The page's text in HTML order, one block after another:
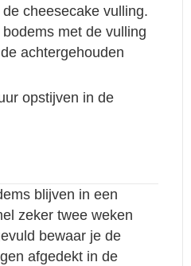
cheesecake vulling.
met de vulling
achtergehouden
opstijven in de
blijven in een
zeker twee weken
bewaar je de
afgedekt in de